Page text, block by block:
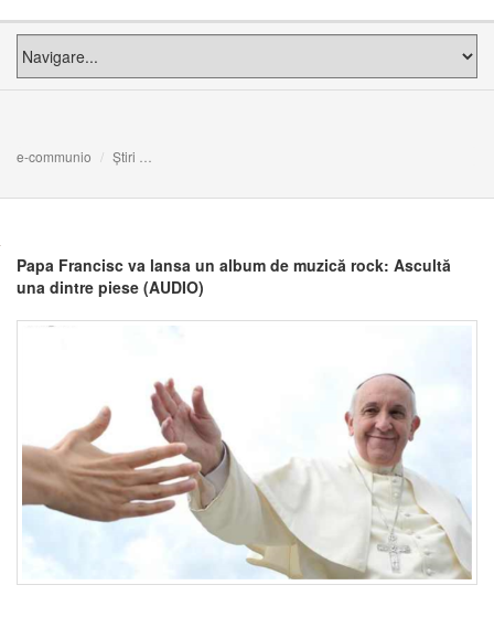
e-communio Știri
Papa Francisc va lansa un album de muzică rock: Ascultă
una dintre piese (AUDIO)